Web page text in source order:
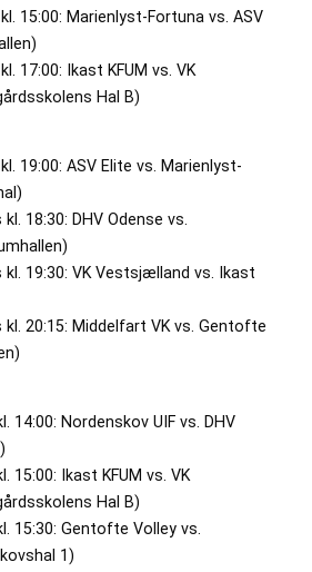
15:00: Marienlyst-Fortuna vs. ASV
17:00: Ikast KFUM vs. VK
Hal B)
19:00: ASV Elite vs. Marienlyst-
18:30: DHV Odense vs.
19:30: VK Vestsjælland vs. Ikast
20:15: Middelfart VK vs. Gentofte
14:00: Nordenskov UIF vs. DHV
15:00: Ikast KFUM vs. VK
Hal B)
15:30: Gentofte Volley vs.
1)